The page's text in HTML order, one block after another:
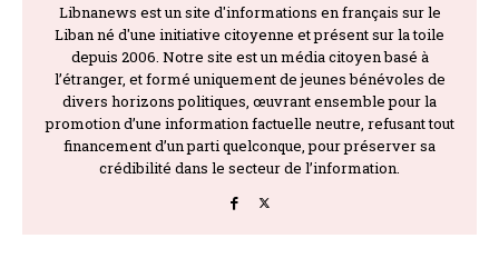
Libnanews est un site d'informations en français sur le
Liban né d'une initiative citoyenne et présent sur la toile
depuis 2006. Notre site est un média citoyen basé à
l’étranger, et formé uniquement de jeunes bénévoles de
divers horizons politiques, œuvrant ensemble pour la
promotion d’une information factuelle neutre, refusant tout
financement d’un parti quelconque, pour préserver sa
crédibilité dans le secteur de l’information.